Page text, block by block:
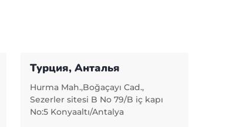
Турция, Анталья
Hurma Mah.,Boğaçayı Cad.,
Sezerler sitesi B No 79/B iç kapı
No:5 Konyaaltı/Antalya